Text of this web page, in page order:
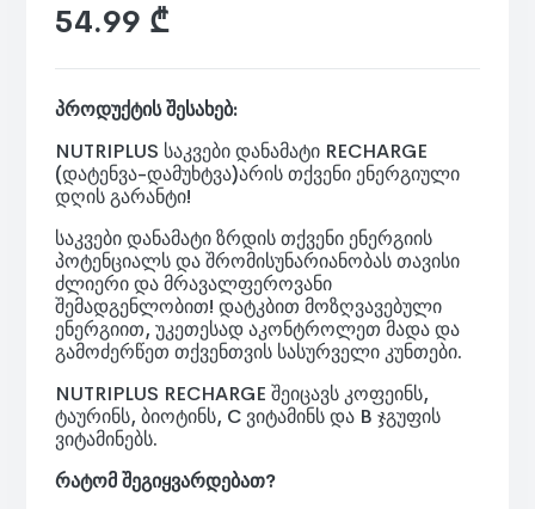
54.99 ₾
პროდუქტის შესახებ:
NUTRIPLUS საკვები დანამატი RECHARGE
(დატენვა-დამუხტვა)არის თქვენი ენერგიული
დღის გარანტი!
საკვები დანამატი ზრდის თქვენი ენერგიის
პოტენციალს და შრომისუნარიანობას თავისი
ძლიერი და მრავალფეროვანი
შემადგენლობით! დატკბით მოზღვავებული
ენერგიით, უკეთესად აკონტროლეთ მადა და
გამოძერწეთ თქვენთვის სასურველი კუნთები.
NUTRIPLUS RECHARGE შეიცავს კოფეინს,
ტაურინს, ბიოტინს, C ვიტამინს და B ჯგუფის
ვიტამინებს.
რატომ შეგიყვარდებათ?